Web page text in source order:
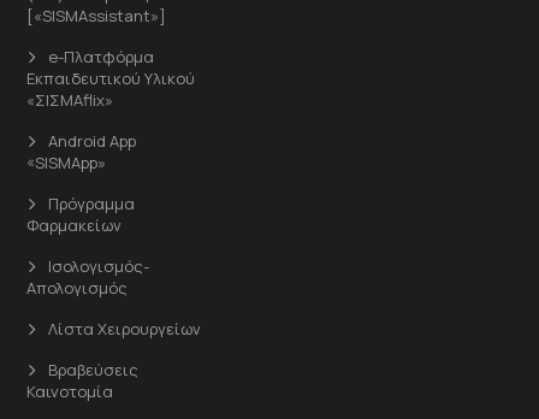
[«SISMAssistant»]
e-Πλατφόρμα
Εκπαιδευτικού Υλικού
«ΣΙΣΜΑflix»
Android App
«SISMApp»
Πρόγραμμα
Φαρμακείων
Ισολογισμός-
Απολογισμός
Λίστα Χειρουργείων
Βραβεύσεις
Καινοτομία